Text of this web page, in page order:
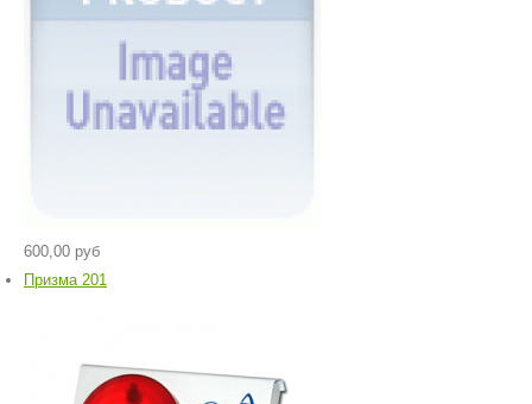
600,00 руб
Призма 201